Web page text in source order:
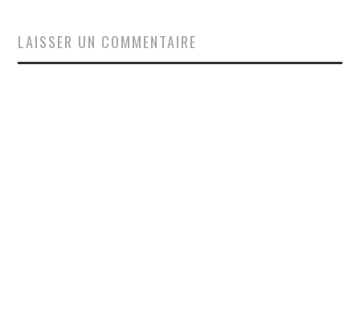
LAISSER UN COMMENTAIRE